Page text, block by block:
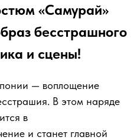
«Самурай»
бесстрашного
и сцены!
— воплощение
В этом наряде
в
и станет главной